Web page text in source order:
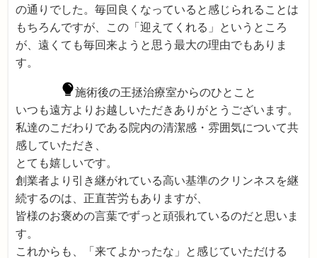
の通りでした。毎回良くなっていると感じられることは
もちろんですが、この「迎えてくれる」というところ
が、遠くても毎回来ようと思う最大の理由でもありま
す。
施術後の王拯治療室からのひとこと
いつも遠方よりお越しいただきありがとうございます。
私達のこだわりである院内の清潔感・雰囲気について共
感していただき、
とても嬉しいです。
創業者より引き継がれている高い基準のクリンネスを継
続するのは、正直苦労もありますが、
皆様のお褒めの言葉でずっと頑張れているのだと思いま
す。
これからも、「来てよかったな」と感じていただける